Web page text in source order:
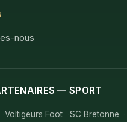
nous
— SPORT
Voltigeurs Foot
SC Bretonne